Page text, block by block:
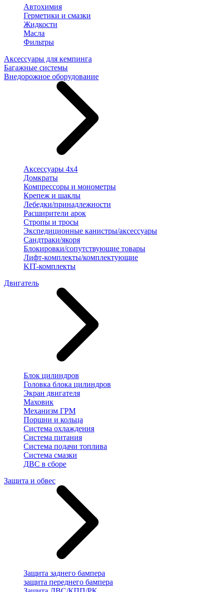
Автохимия
Герметики и смазки
Жидкости
Масла
Фильтры
Аксессуары для кемпинга
Багажные системы
Внедорожное оборудование
Аксессуары 4х4
Домкраты
Компрессоры и монометры
Крепеж и шаклы
Лебедки/принадлежности
Расширители арок
Стропы и тросы
Экспедиционные канистры/аксессуары
Сандтраки/якоря
Блокировки/сопутствующие товары
Лифт-комплекты/комплектующие
KIT-комплекты
Двигатель
Блок цилиндров
Головка блока цилиндров
Экран двигателя
Маховик
Механизм ГРМ
Поршни и кольца
Система охлаждения
Система питания
Система подачи топлива
Система смазки
ДВС в сборе
Защита и обвес
Защита заднего бампера
защита переднего бампера